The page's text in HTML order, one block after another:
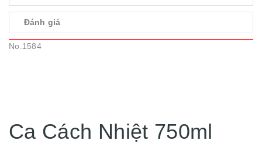
Đánh giá
No.1584
Ca Cách Nhiệt 750ml